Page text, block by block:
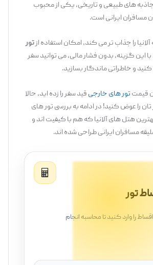
طبیعی و تاریخی، یکی از محبوب
ایرانی است.
را جذاب‌ تر می ‌کند، امکان استفاده ازتور
بدون فشار مالی، می‌ توانید سفر
خاطراتی ماندگار بسازید.
تور های خارجیقید سفر را زده ‌اید، حالا
کنید! در ادامه به بررسی تور های
‌های آلانیا که هم با کیفیت ‌اند و
ایرانی طراحی شده‌ اند.
وارد کنید تا محاسبه انجام